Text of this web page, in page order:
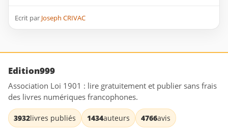
Ecrit par Joseph CRIVAC
Edition999
Association Loi 1901 : lire gratuitement et publier sans frais
des livres numériques francophones.
3932livres publiés 1434auteurs 4766avis